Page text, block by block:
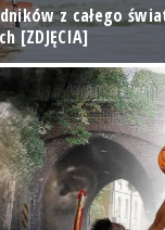
z całego
[ZDJĘCIA]